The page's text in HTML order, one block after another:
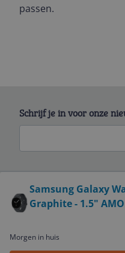
passen.
Samsung Galaxy
Graphite - 1.5"
Morgen in huis
Schrijf je in voor onze
Service
Algemeen